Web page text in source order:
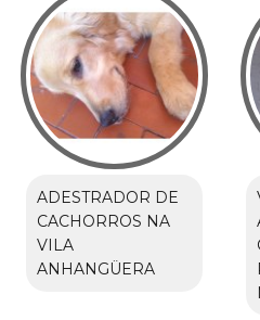
ADESTRADOR DE
CACHORROS NA
VILA
ANHANGÜERA